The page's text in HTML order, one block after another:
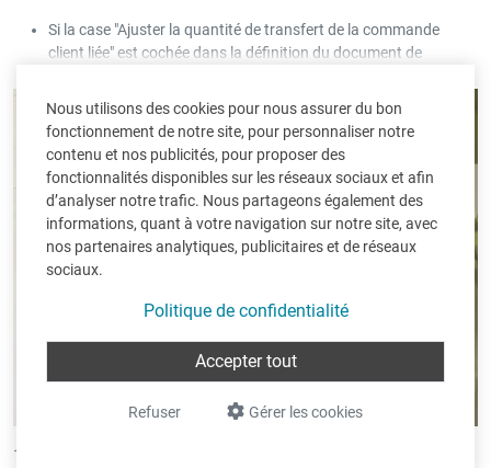
Nous utilisons des cookies pour nous assurer du bon
fonctionnement de notre site, pour personnaliser notre
contenu et nos publicités, pour proposer des
fonctionnalités disponibles sur les réseaux sociaux et afin
d’analyser notre trafic. Nous partageons également des
informations, quant à votre navigation sur notre site, avec
nos partenaires analytiques, publicitaires et de réseaux
sociaux.
Politique de confidentialité
Gérer les cookies
Refuser
Accepter tout
Si la case "Ajuster la quantité de transfert de la commande
client liée" est cochée dans la définition du document de
quantités de transfert avec les quantités de transfert de la
commande client liée lorsque la commande fournisseur est
18/03/2020 •